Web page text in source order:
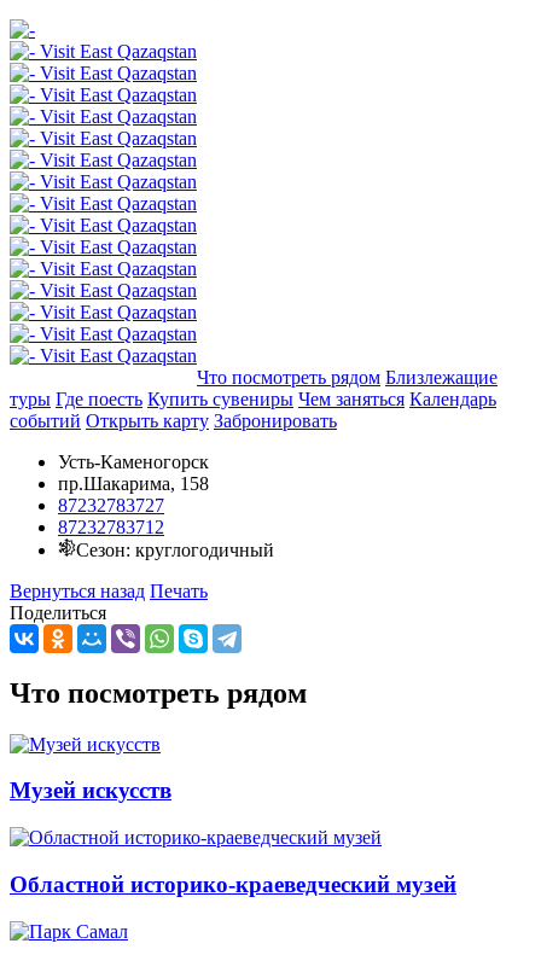
Что посмотреть рядом Близлежащие
туры Где поесть Купить сувениры Чем заняться Календарь
событий Открыть карту Забронировать
Усть-Каменогорск
пр.Шакарима, 158
87232783727
87232783712
Сезон: круглогодичный
Вернуться назад Печать
Поделиться
Что посмотреть рядом
Музей искусств
Областной историко-краеведческий музей